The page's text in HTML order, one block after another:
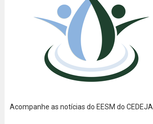
Acompanhe as notícias do EESM do CEDEJA